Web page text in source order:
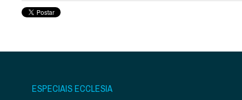
ESPECIAIS ECCLESIA